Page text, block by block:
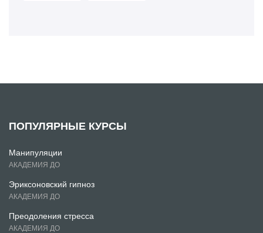
ПОПУЛЯРНЫЕ КУРСЫ
Манипуляции
АКАДЕМИЯ ДО
Эриксоновский гипноз
АКАДЕМИЯ ДО
Преодоления стресса
АКАДЕМИЯ ДО